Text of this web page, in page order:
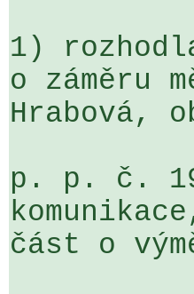
1)
o záměru
Hrabová,
p. p. č.
část o